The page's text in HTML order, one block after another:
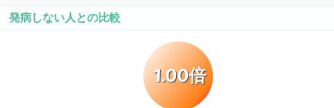
発病しない人との比較
1.00倍